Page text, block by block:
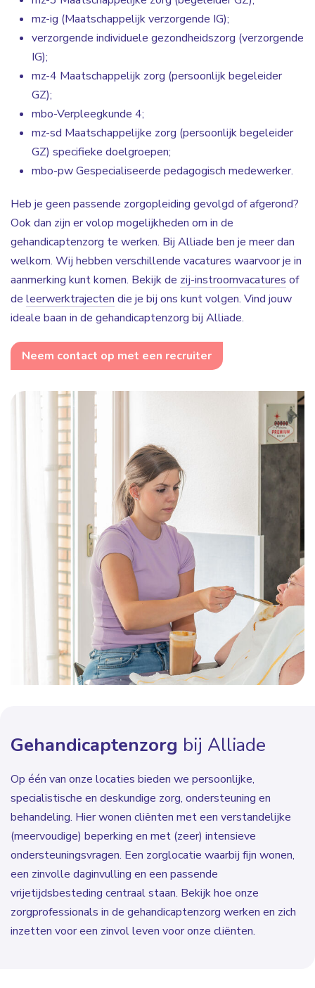
mz-ig (Maatschappelijk verzorgende IG);
verzorgende individuele gezondheidszorg (verzorgende
IG);
mz-4 Maatschappelijk zorg (persoonlijk begeleider
GZ);
mbo-Verpleegkunde 4;
mz-sd Maatschappelijke zorg (persoonlijk begeleider
GZ) specifieke doelgroepen;
mbo-pw Gespecialiseerde pedagogisch medewerker.
Heb je geen passende zorgopleiding gevolgd of afgerond?
Ook dan zijn er volop mogelijkheden om in de
gehandicaptenzorg te werken. Bij Alliade ben je meer dan
welkom. Wij hebben verschillende vacatures waarvoor je in
aanmerking kunt komen. Bekijk de zij-instroomvacatures of
de leerwerktrajecten die je bij ons kunt volgen. Vind jouw
ideale baan in de gehandicaptenzorg bij Alliade.
Neem contact op met een recruiter
Gehandicaptenzorg bij Alliade
Op één van onze locaties bieden we persoonlijke,
specialistische en deskundige zorg, ondersteuning en
behandeling. Hier wonen cliënten met een verstandelijke
(meervoudige) beperking en met (zeer) intensieve
ondersteuningsvragen. Een zorglocatie waarbij fijn wonen,
een zinvolle daginvulling en een passende
vrijetijdsbesteding centraal staan. Bekijk hoe onze
zorgprofessionals in de gehandicaptenzorg werken en zich
inzetten voor een zinvol leven voor onze cliënten.